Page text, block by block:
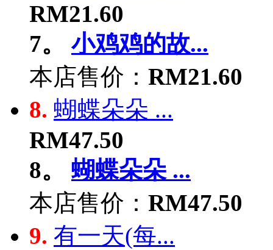
RM21.60
7。
小鸡鸡的故...
本店售价： RM21.60
8. 蝴蝶朵朵 ...
RM47.50
8。
蝴蝶朵朵 ...
本店售价： RM47.50
9. 有一天(每...